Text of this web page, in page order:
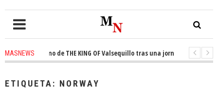
MASNEWS
el trono de THE KING OF Valsequillo tras una jornada de baloncesto
ETIQUETA: NORWAY